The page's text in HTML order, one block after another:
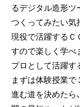
るデジタル造形ツ
つくってみたい気
現役で活躍するＣ
すので楽しく学べ
プロとして活躍す
まずは体験授業で
進む道を決めたら